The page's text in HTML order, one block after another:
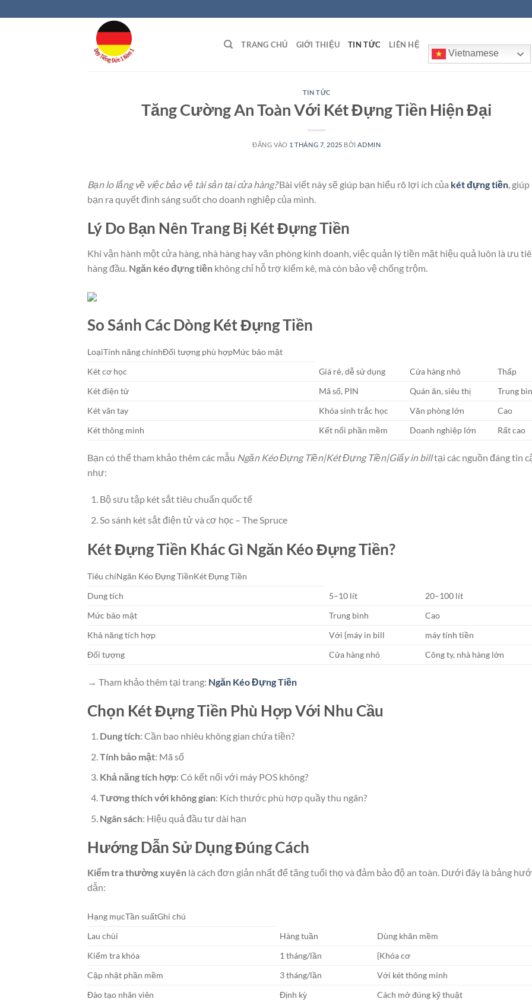
qua
TRANG CHỦ GIỚI THIỆU TIN TỨC LIÊN HỆ
Vietnamese
TIN TỨC
Tăng Cường An Toàn Với Két Đựng Tiền Hiện Đại
ĐĂNG VÀO 1 THÁNG 7, 2025 BỞI ADMIN
Bạn lo lắng về việc bảo vệ tài sản tại cửa hàng?Bài viết này sẽ giúp bạn hiểu rõ lợi ích của két đựng tiền , giúp
bạn ra quyết định sáng suốt cho doanh nghiệp của mình.
Lý Do Bạn Nên Trang Bị Két Đựng Tiền
Khi vận hành một cửa hàng, nhà hàng hay văn phòng kinh doanh, việc quản lý tiền mặt hiệu quả luôn là ưu
hàng đầu. Ngăn kéo đựng tiền không chỉ hỗ trợ kiểm kê, mà còn bảo vệ chống trộm.
So Sánh Các Dòng Két Đựng Tiền
LoạiTính năng chínhĐối tượng phù hợpMức bảo mật
Két cơ học
Giá rẻ, dễ sử dụng Cửa hàng nhỏ
Thấp
Két điện tử
Mã số, PIN Quán ăn, siêu thị
Trung
Két vân tay
Khóa sinh trắc học Văn phòng lớn
Cao
Két thông minh
Kết nối phần mềm Doanh nghiệp lớn Rất cao
Bạn có thể tham khảo thêm các mẫu Ngăn Kéo Đựng Tiền|Két Đựng Tiền|Giấy in billtại các nguồn đáng tin
như:
Bộ sưu tập két sắt tiêu chuẩn quốc tế
So sánh két sắt điện tử và cơ học – The Spruce
Két Đựng Tiền Khác Gì Ngăn Kéo Đựng Tiền?
Tiêu chíNgăn Kéo Đựng TiềnKét Đựng Tiền
Dung tích
5–10 lít
20–100 lít
Mức bảo mật
Trung bình
Cao
Khả năng tích hợp
Với {máy in bill
máy tính tiền
Đối tượng
Cửa hàng nhỏ Công ty, nhà hàng lớn
→ Tham khảo thêm tại trang: Ngăn Kéo Đựng Tiền
Chọn Két Đựng Tiền Phù Hợp Với Nhu Cầu
Dung tích: Cần bao nhiêu không gian chứa tiền?
Tính bảo mật: Mã số
Khả năng tích hợp: Có kết nối với máy POS không?
Tương thích với không gian: Kích thước phù hợp quầy thu ngân?
Ngân sách: Hiệu quả đầu tư dài hạn
Hướng Dẫn Sử Dụng Đúng Cách
Kiểm tra thường xuyên là cách đơn giản nhất để tăng tuổi thọ và đảm bảo độ an toàn. Dưới đây là bảng
dẫn:
Hạng mụcTần suấtGhi chú
Lau chùi
Hàng tuần
Dùng khăn mềm
Kiểm tra khóa
1 tháng/lần
{Khóa cơ
Cập nhật phần mềm
3 tháng/lần
Với két thông minh
Đào tạo nhân viên
Định kỳ Cách mở đúng kỹ thuật